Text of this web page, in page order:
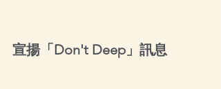
宣揚「Don't Deep」訊息